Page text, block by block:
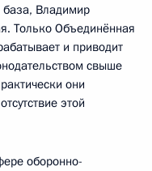
Владимир
Только Объединённая
и приводит
свыше
они
этой
оборонно-